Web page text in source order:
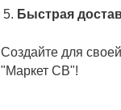
Быстрая
Создайте для
"Маркет СВ"!